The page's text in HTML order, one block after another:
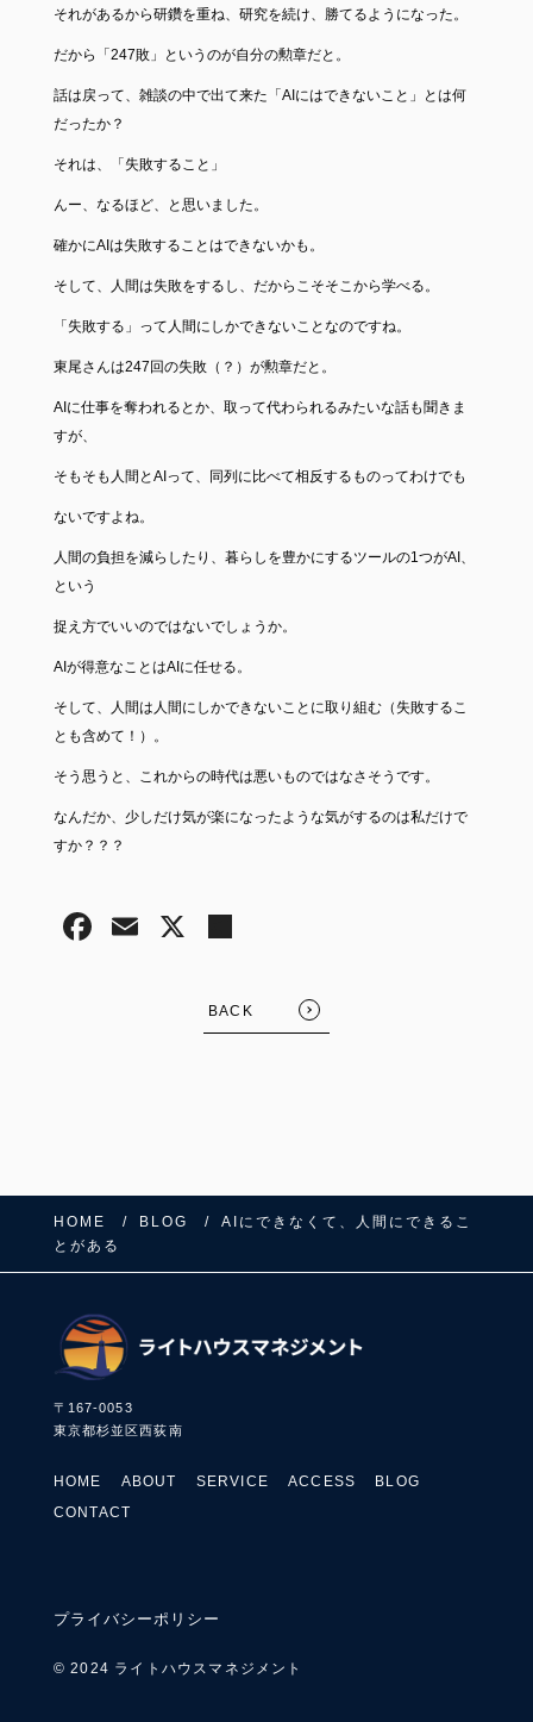
それがあるから研鑽を重ね、研究を続け、勝てるようになった。
だから「247敗」というのが自分の勲章だと。
話は戻って、雑談の中で出て来た「AIにはできないこと」とは何
だったか？
それは、「失敗すること」
んー、なるほど、と思いました。
確かにAIは失敗することはできないかも。
そして、人間は失敗をするし、だからこそそこから学べる。
「失敗する」って人間にしかできないことなのですね。
東尾さんは247回の失敗（？）が勲章だと。
AIに仕事を奪われるとか、取って代わられるみたいな話も聞きま
すが、
そもそも人間とAIって、同列に比べて相反するものってわけでも
ないですよね。
人間の負担を減らしたり、暮らしを豊かにするツールの1つがAI、
という
捉え方でいいのではないでしょうか。
AIが得意なことはAIに任せる。
そして、人間は人間にしかできないことに取り組む（失敗するこ
とも含めて！）。
そう思うと、これからの時代は悪いものではなさそうです。
なんだか、少しだけ気が楽になったような気がするのは私だけで
すか？？？
BACK
HOME BLOG
AIにできなくて、人間にできるこ
とがある
〒167-0053
東京都杉並区西荻南
HOME ABOUT SERVICE ACCESS
BLOG
CONTACT
プライバシーポリシー
© 2024 ライトハウスマネジメント